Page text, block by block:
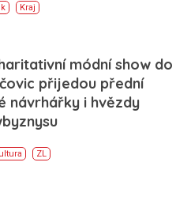
Kraj
módní show do
přijedou přední
návrhářky i hvězdy
ZL